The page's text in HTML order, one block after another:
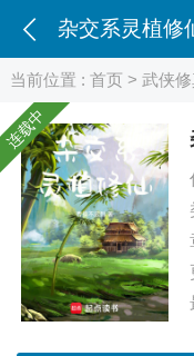
杂交系灵植修
当前位置 :首页 >武侠
连载中